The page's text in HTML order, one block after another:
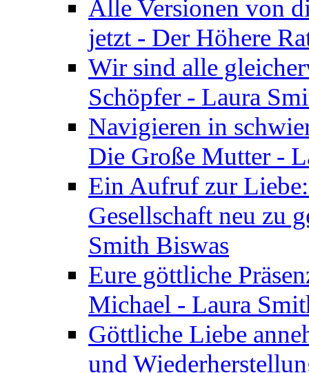
Alle Versionen von
jetzt - Der Höhere
Wir sind alle
Schöpfer - Laura
Navigieren in
Die Große Mutter -
Ein Aufruf zur
Gesellschaft neu zu
Smith Biswas
Eure göttliche
Michael - Laura
Göttliche Liebe
und